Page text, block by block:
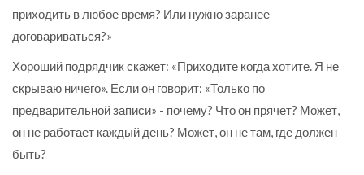
приходить в любое время? Или нужно заранее
договариваться?»
Хороший подрядчик скажет: «Приходите когда хотите. Я не
скрываю ничего». Если он говорит: «Только по
предварительной записи» - почему? Что он прячет? Может,
он не работает каждый день? Может, он не там, где должен
быть?